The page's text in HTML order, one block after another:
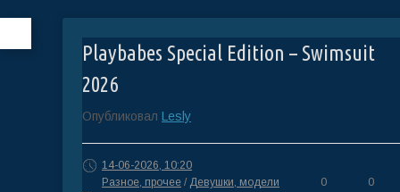
Playbabes Special Edition – Swimsuit
2026
Опубликовал Lesly
14-06-2026, 10:20
Разное, прочее / Девушки, модели 0 0